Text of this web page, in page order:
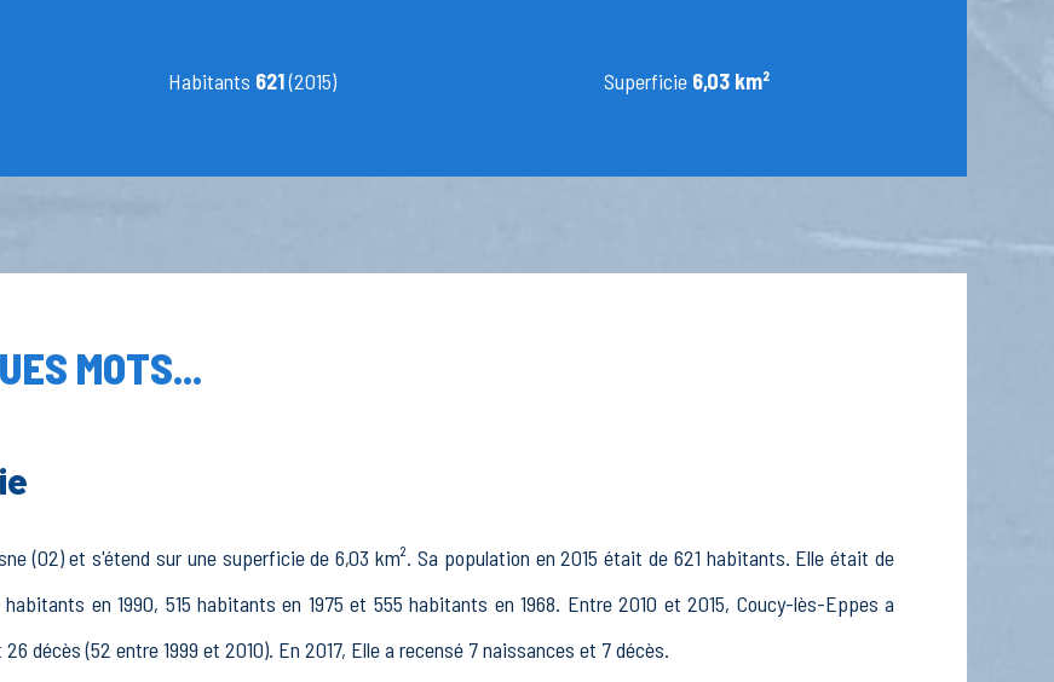
Habitants 621(2015) Superficie 6,03 km²
MOTS...
(02) et s'étend sur une superficie de 6,03 km². Sa population en 2015 était de 621 habitants. Elle était de
en 1990, 515 habitants en 1975 et 555 habitants en 1968. Entre 2010 et 2015, Coucy-lès-Eppes a
décès (52 entre 1999 et 2010). En 2017, Elle a recensé 7 naissances et 7 décès.